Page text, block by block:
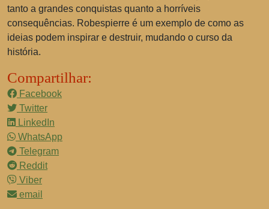
tanto a grandes conquistas quanto a horríveis
consequências. Robespierre é um exemplo de como as
ideias podem inspirar e destruir, mudando o curso da
história.
Compartilhar:
Facebook
Twitter
LinkedIn
WhatsApp
Telegram
Reddit
Viber
email